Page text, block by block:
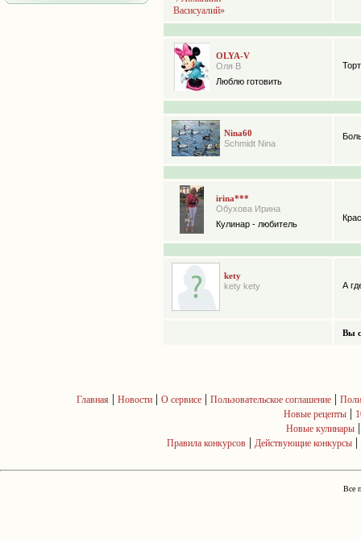
OLYA-V
Оля В
Люблю готовить
Nina60
Schmidt Nina
irina***
Обухова Ирина
Кулинар - любитель
kety
kety kety
А
Вы
Главная | Новости| О сервисе| Пользовательское соглашение|
Новые рецепты |
Новые кулинары
Правила конкурсов | Действующие конкурсы |
Все